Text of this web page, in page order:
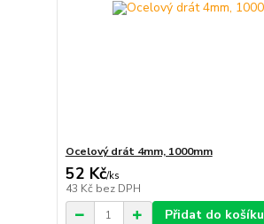
Ocelový drát 4mm, 1000mm
52 Kč/ks
43 Kč bez DPH
Přidat do košíku